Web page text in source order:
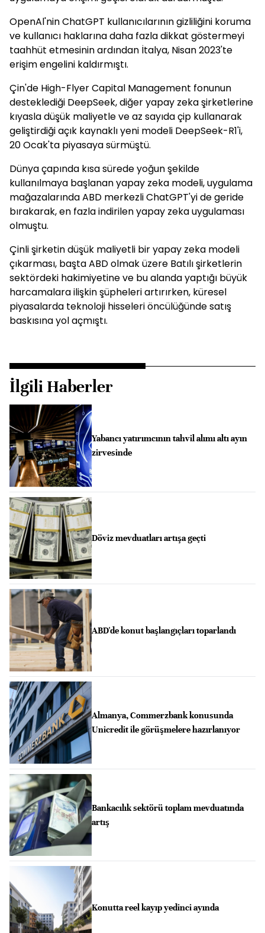
OpenAl'nin ChatGPT kullanıcılarının gizliliğini koruma
ve kullanıcı haklarına daha fazla dikkat göstermeyi
taahhüt etmesinin ardından İtalya, Nisan 2023'te
erişim engelini kaldırmıştı.
Çin'de High-Flyer Capital Management fonunun
desteklediği DeepSeek, diğer yapay zeka şirketlerine
kıyasla düşük maliyetle ve az sayıda çip kullanarak
geliştirdiği açık kaynaklı yeni modeli DeepSeek-R1'i,
20 Ocak'ta piyasaya sürmüştü.
Dünya çapında kısa sürede yoğun şekilde
kullanılmaya başlanan yapay zeka modeli, uygulama
mağazalarında ABD merkezli ChatGPT'yi de geride
bırakarak, en fazla indirilen yapay zeka uygulaması
olmuştu.
Çinli şirketin düşük maliyetli bir yapay zeka modeli
çıkarması, başta ABD olmak üzere Batılı şirketlerin
sektördeki hakimiyetine ve bu alanda yaptığı büyük
harcamalara ilişkin şüpheleri artırırken, küresel
piyasalarda teknoloji hisseleri öncülüğünde satış
baskısına yol açmıştı.
İlgili Haberler
Yabancı yatırımcının tahvil alımı altı ayın
zirvesinde
Döviz mevduatları artışa geçti
ABD'de konut başlangıçları toparlandı
Almanya, Commerzbank konusunda
Unicredit ile görüşmelere hazırlanıyor
Bankacılık sektörü toplam mevduatında
artış
Konutta reel kayıp yedinci ayında